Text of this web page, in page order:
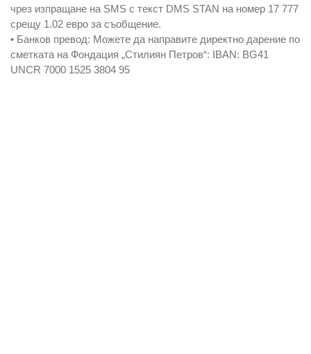
чрез изпращане на SMS с текст DMS STAN на номер 17 777
срещу 1.02 евро за съобщение.
• Банков превод: Можете да направите директно дарение по
сметката на Фондация „Стилиян Петров“: IBAN: BG41
UNCR 7000 1525 3804 95